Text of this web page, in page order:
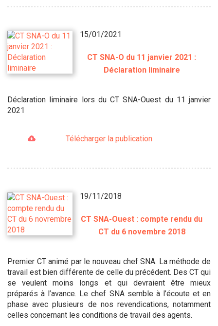
15/01/2021
CT SNA-O du 11 janvier 2021 :
Déclaration liminaire
Déclaration liminaire lors du CT SNA-Ouest du 11 janvier
2021
Télécharger la publication
19/11/2018
CT SNA-Ouest : compte rendu du
CT du 6 novembre 2018
Premier CT animé par le nouveau chef SNA. La méthode de
travail est bien différente de celle du précédent. Des CT qui
se veulent moins longs et qui devraient être mieux
préparés à l’avance. Le chef SNA semble à l’écoute et en
phase avec plusieurs de nos revendications, notamment
celles concernant les conditions de travail des agents.